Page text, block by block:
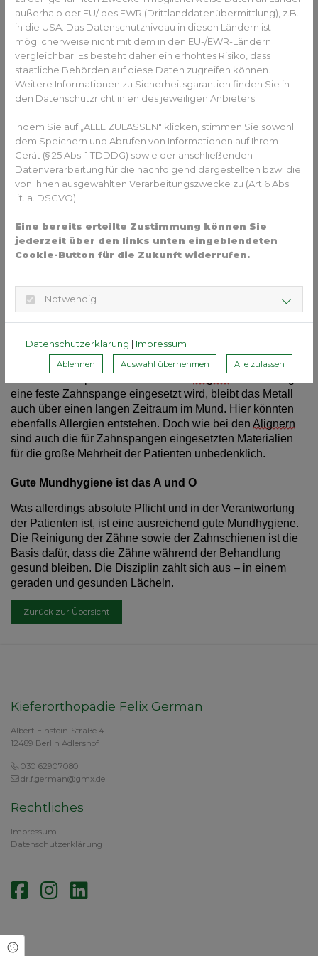
Zurück zur Übersicht
nachgewiesenermaßen kein BPA enthalten. Generell ist
das speziell für die Kunststoff-Zahnschienen entwickelte
Material streng auf seine Verträglichkeit getestet. Die
Zahnschienen sind auch bei der notwendigen langen
Tragedauer gesundheitlich unbedenklich.
Und was ist mit Allergien?
Wie bei allen Materialien kann es natürlich zu allergischen
Reaktionen kommen. Diese sind allerdings äußerst selten.
Wer jedoch Last mit Allergien hat, kann die Verträglichkeit
vor der Behandlung austesten. Der Kieferorthopäde stellt
gern auf Anfrage eine Materialprobe bereit. Ein Hautarzt
kann dann mit dem Material und einer Blutprobe einen
strahlenden, geraden Lächeln auf jeden Fall auf der
sicheren Seite.
Vorsicht und Zurückhaltung ist natürlich grundsätzlich gut.
eingesetzt werden und dauerhaft in den Zähen verbleiben,
bestehen aus speziellen Kunststoffen. Und mit Blick auf
eine feste Zahnspange eingesetzt wird, bleibt das Metall
auch über einen langen Zeitraum im Mund. Hier könnten
ebenfalls Allergien entstehen. Doch wie bei den Alignern
sind auch die für Zahnspangen eingesetzten Materialien
für die große Mehrheit der Patienten unbedenklich.
Gute Mundhygiene ist das A und O
Was allerdings absolute Pflicht und in der Verantwortung
der Patienten ist, ist eine ausreichend gute Mundhygiene.
Die Reinigung der Zähne sowie der Zahnschienen ist die
Basis dafür, dass die Zähne während der Behandlung
gesund bleiben. Die Disziplin zahlt sich aus – in einem
geraden und gesunden Lächeln.
Kieferorthopädie Felix German
Albert-Einstein-Straße 4
12489 Berlin Adlershof
030 62907080
dr.f.german@gmx.de
Rechtliches
Impressum
Datenschutzerklärung
außerhalb der EU/ des EWR (Drittlanddatenübermittlung), z.B.
in die USA. Das Datenschutzniveau in diesen Ländern ist
möglicherweise nicht mit dem in den EU-/EWR-Ländern
vergleichbar. Es besteht daher ein erhöhtes Risiko, dass
staatliche Behörden auf diese Daten zugreifen können.
Weitere Informationen zu Sicherheitsgarantien finden Sie in
den Datenschutzrichtlinien des jeweiligen Anbieters.
Indem Sie auf „ALLE ZULASSEN" klicken, stimmen Sie sowohl
dem Speichern und Abrufen von Informationen auf Ihrem
Gerät (§ 25 Abs. 1 TDDDG) sowie der anschließenden
Datenverarbeitung für die nachfolgend dargestellten bzw. die
von Ihnen ausgewählten Verarbeitungszwecke zu (Art 6 Abs. 1
lit. a. DSGVO).
Eine bereits erteilte Zustimmung können Sie
jederzeit über den links unten eingeblendeten
Cookie-Button für die Zukunft widerrufen.
Notwendig
Datenschutzerklärung | Impressum
Ablehnen Auswahl übernehmen Alle zulassen